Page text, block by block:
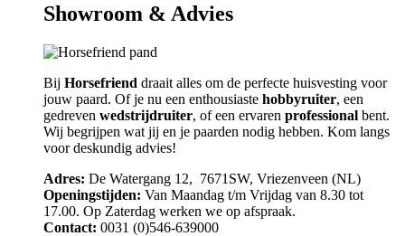
Showroom & Advies
Bij Horsefriend draait alles om de perfecte huisvesting voor
jouw paard. Of je nu een enthousiaste hobbyruiter, een
gedreven wedstrijdruiter, of een ervaren professional bent.
Wij begrijpen wat jij en je paarden nodig hebben. Kom langs
voor deskundig advies!
Adres: De Watergang 12, 7671SW, Vriezenveen (NL)
Openingstijden: Van Maandag t/m Vrijdag van 8.30 tot
17.00. Op Zaterdag werken we op afspraak.
Contact: 0031 (0)546-639000